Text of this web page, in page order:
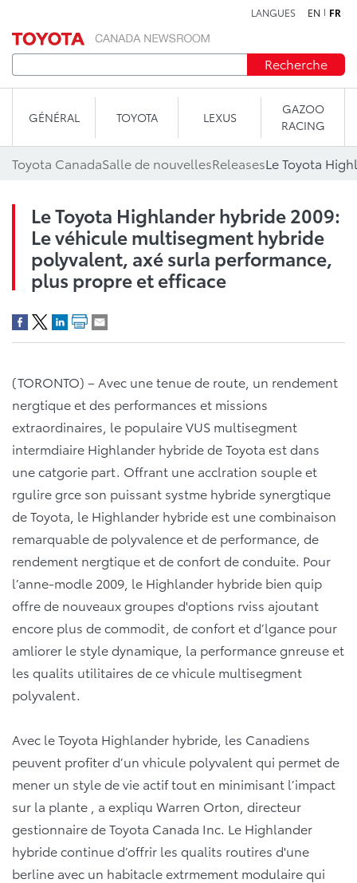
LANGUES EN FR
Recherche
GÉNÉRAL TOYOTA LEXUS
GAZOO
RACING
Toyota CanadaSalle de nouvellesReleases
Le Toyota Highlander hybride 2009:
Le véhicule multisegment hybride
polyvalent, axé surla performance,
plus propre et efficace
(TORONTO) – Avec une tenue de route, un rendement
nergtique et des performances et missions
extraordinaires, le populaire VUS multisegment
intermdiaire Highlander hybride de Toyota est dans
une catgorie part. Offrant une acclration souple et
rgulire grce son puissant systme hybride synergtique
de Toyota, le Highlander hybride est une combinaison
remarquable de polyvalence et de performance, de
rendement nergtique et de confort de conduite. Pour
l’anne-modle 2009, le Highlander hybride bien quip
offre de nouveaux groupes d'options rviss ajoutant
encore plus de commodit, de confort et d’lgance pour
amliorer le style dynamique, la performance gnreuse et
les qualits utilitaires de ce vhicule multisegment
polyvalent.
Avec le Toyota Highlander hybride, les Canadiens
peuvent profiter d’un vhicule polyvalent qui permet de
mener un style de vie actif tout en minimisant l’impact
sur la plante , a expliqu Warren Orton, directeur
gestionnaire de Toyota Canada Inc. Le Highlander
hybride continue d’offrir les qualits routires d'une
berline avec un habitacle extrmement modulaire qui